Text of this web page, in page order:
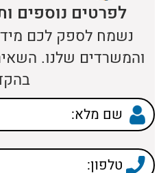
לפרטים נוספים
נשמח לספק לכם
והמשרדים שלנו.